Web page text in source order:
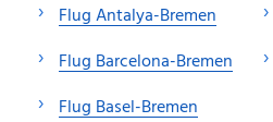
Flug Antalya-Bremen
Flug Barcelona-Bremen
Flug Basel-Bremen